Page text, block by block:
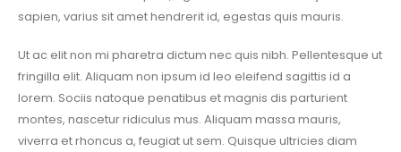
sapien, varius sit amet hendrerit id, egestas quis mauris.
Ut ac elit non mi pharetra dictum nec quis nibh. Pellentesque ut
fringilla elit. Aliquam non ipsum id leo eleifend sagittis id a
lorem. Sociis natoque penatibus et magnis dis parturient
montes, nascetur ridiculus mus. Aliquam massa mauris,
viverra et rhoncus a, feugiat ut sem. Quisque ultricies diam